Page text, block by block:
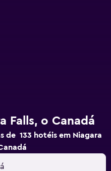
Falls, o Canadá
de 133 hotéis em Niagara